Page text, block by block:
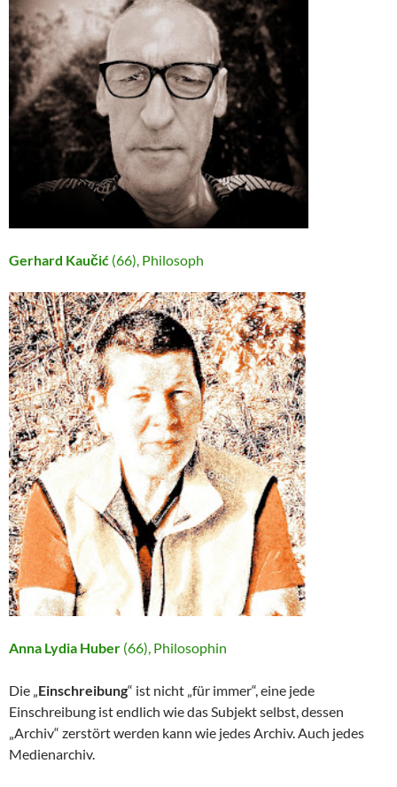
Gerhard Kaučić (66), Philosoph
Anna Lydia Huber (66), Philosophin
Die „Einschreibung“ ist nicht „für immer“, eine jede
Einschreibung ist endlich wie das Subjekt selbst, dessen
„Archiv“ zerstört werden kann wie jedes Archiv. Auch jedes
Medienarchiv.